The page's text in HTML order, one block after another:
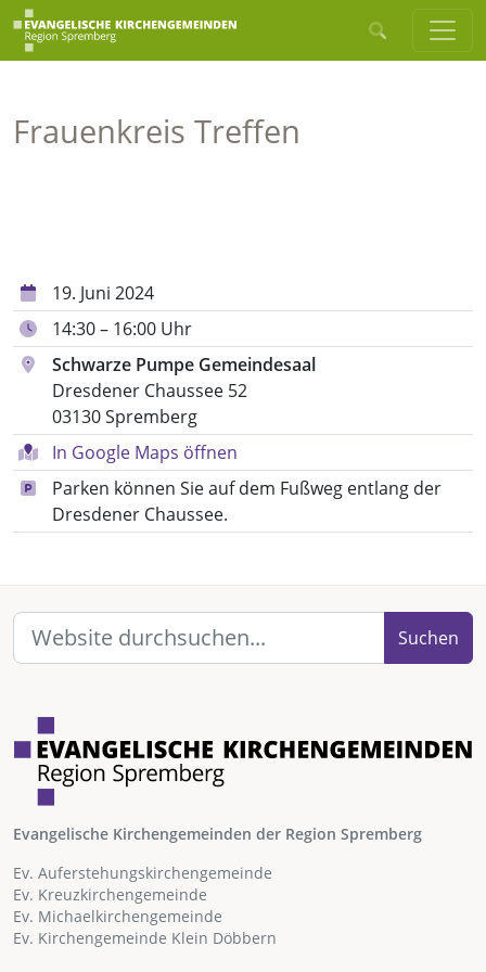
Frauenkreis Treffen
19. Juni 2024
14:30 – 16:00 Uhr
Schwarze Pumpe Gemeindesaal
Dresdener Chaussee 52
03130 Spremberg
In Google Maps öffnen
Parken können Sie auf dem Fußweg entlang der
Dresdener Chaussee.
Suchen
Evangelische Kirchengemeinden der Region Spremberg
Ev. Auferstehungskirchengemeinde
Ev. Kreuzkirchengemeinde
Ev. Michaelkirchengemeinde
Ev. Kirchengemeinde Klein Döbbern